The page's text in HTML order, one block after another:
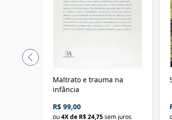
Maltrato e trauma na
infância
R$ 99,00
ou4X de R$ 24,75sem juros